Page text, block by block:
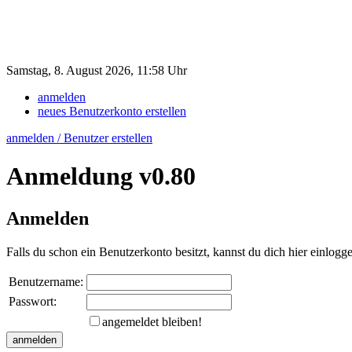
Samstag, 8. August 2026, 11:58 Uhr
anmelden
neues Benutzerkonto erstellen
anmelden / Benutzer erstellen
Anmeldung v0.80
Anmelden
Falls du schon ein Benutzerkonto besitzt, kannst du dich hier
Benutzername:
Passwort:
angemeldet bleiben!